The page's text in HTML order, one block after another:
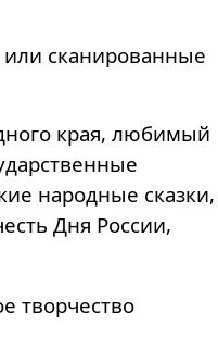
сканированные
края, любимый
народные сказки,
Дня России,
творчество